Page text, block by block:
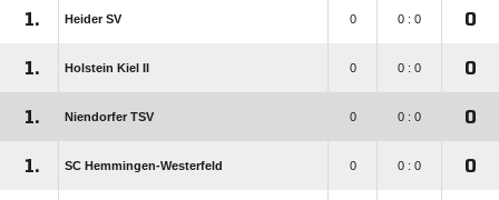
1. Heider SV 0 0 : 0 0
1. Holstein Kiel II 0 0 : 0 0
1. Niendorfer TSV 0 0 : 0 0
1. SC Hemmingen-Westerfeld 0 0 : 0 0